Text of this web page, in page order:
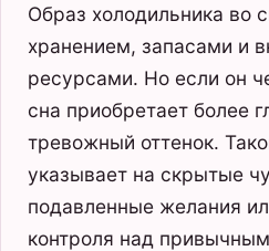
Образ холодильника во
хранением, запасами и
ресурсами. Но если он
сна приобретает более
тревожный оттенок.
указывает на скрытые
подавленные желания
контроля над